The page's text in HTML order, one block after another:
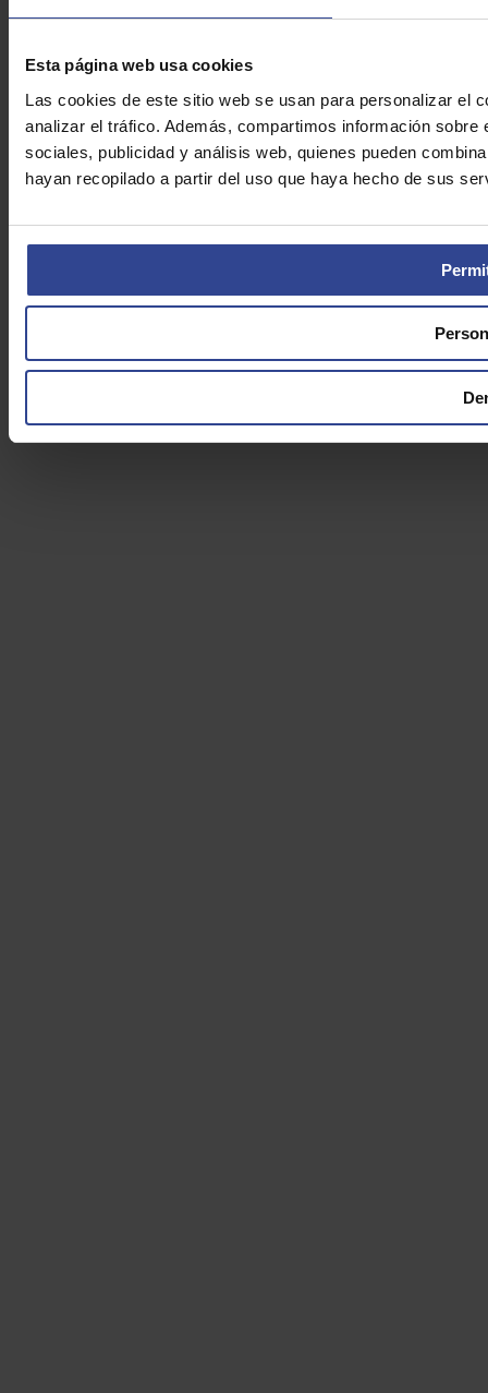
Esta página web usa cookies
Las cookies de este sitio web se usan para personalizar el
analizar el tráfico. Además, compartimos información
sociales, publicidad y análisis web, quienes pueden
hayan recopilado a partir del uso que haya hecho de sus
Cookies